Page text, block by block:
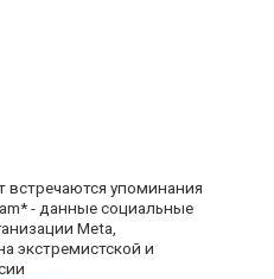
встречаются упоминания
- данные социальные
Meta,
экстремистской и